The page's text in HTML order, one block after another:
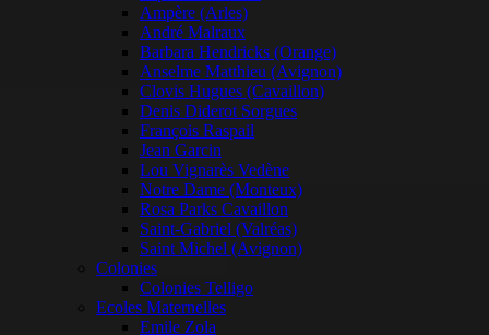
Ampère (Arles)
André Malraux
Barbara Hendricks (Orange)
Anselme Matthieu (Avignon)
Clovis Hugues (Cavaillon)
Denis Diderot Sorgues
François Raspail
Jean Garcin
Lou Vignarès Vedène
Notre Dame (Monteux)
Rosa Parks Cavaillon
Saint-Gabriel (Valréas)
Saint Michel (Avignon)
Colonies
Colonies Telligo
Ecoles Maternelles
Emile Zola